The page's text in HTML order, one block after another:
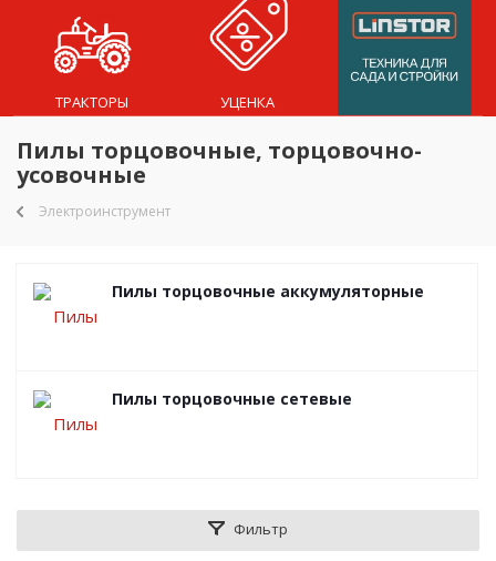
ТРАКТОРЫ УЦЕНКА
Пилы торцовочные, торцовочно-
усовочные
Электроинструмент
Пилы торцовочные аккумуляторные
Пилы торцовочные сетевые
Фильтр